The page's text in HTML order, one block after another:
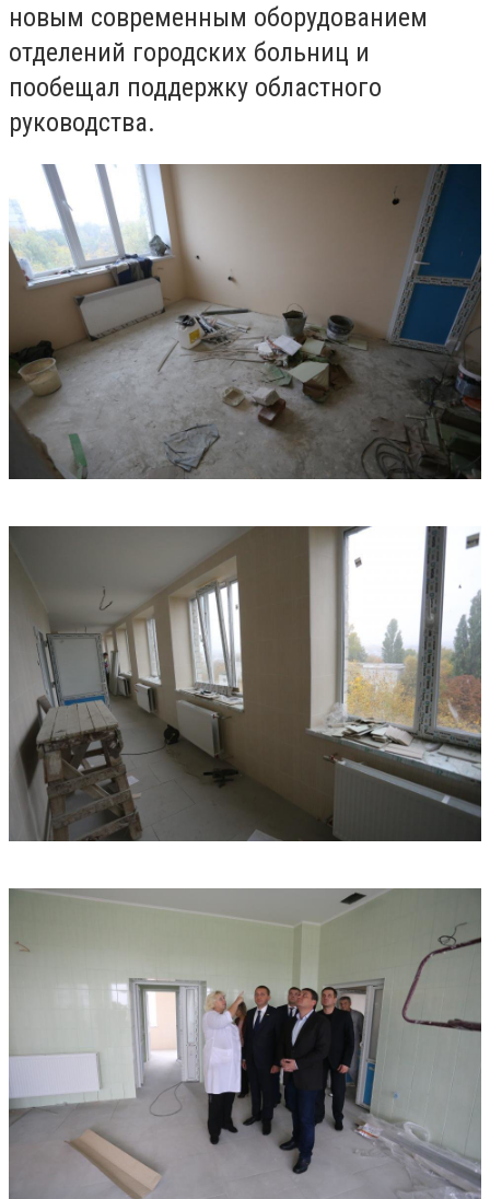
новым современным оборудованием
отделений городских больниц и
пообещал поддержку областного
руководства.